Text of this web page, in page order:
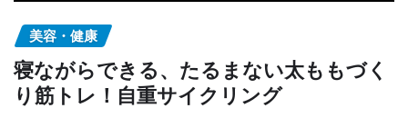
美容・健康
寝ながらできる、たるまない太ももづく
り筋トレ！自重サイクリング